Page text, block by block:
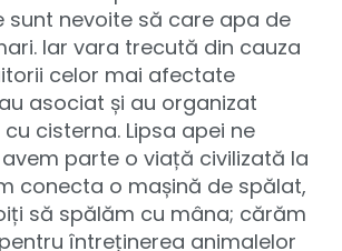
sunt nevoite să care apa de
Iar vara trecută din cauza
celor mai afectate
asociat și au organizat
cisterna. Lipsa apei ne
parte o viață civilizată la
conecta o mașină de spălat,
să spălăm cu mâna; cărăm
întreținerea animalelor